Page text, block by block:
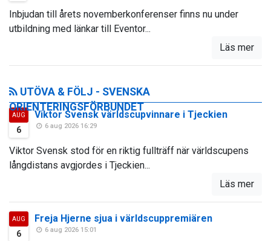
Inbjudan till årets novemberkonferenser finns nu under
utbildning med länkar till Eventor...
Läs mer
UTÖVA & FÖLJ - SVENSKA
ORIENTERINGSFÖRBUNDET
AUG
6
Viktor Svensk världscupvinnare i Tjeckien
6 aug 2026 16:29
Viktor Svensk stod för en riktig fullträff när världscupens
långdistans avgjordes i Tjeckien...
Läs mer
AUG
6
Freja Hjerne sjua i världscuppremiären
6 aug 2026 15:01